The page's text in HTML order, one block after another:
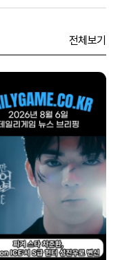
전체보기